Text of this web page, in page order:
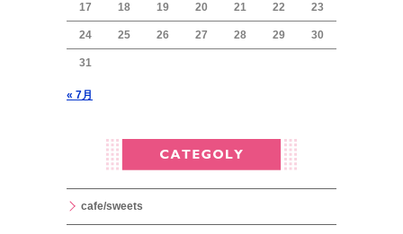
17 18 19 20 21 22 23
24 25 26 27 28 29 30
31
« 7月
cafe/sweets